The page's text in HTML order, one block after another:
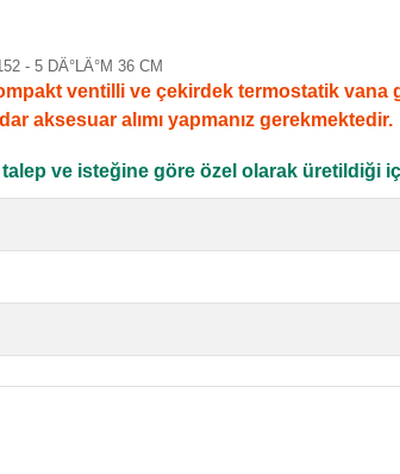
ventilli ve çekirdek termostatik vana
aksesuar alımı yapmanız gerekmektedir.
ve isteğine göre özel olarak üretildiği